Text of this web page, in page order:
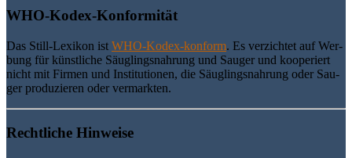
WHO-Kodex-Kon­for­mi­tät
Das Still-Lexi­kon ist WHO-Kodex-kon­form. Es ver­zich­tet auf Wer­
bung für künst­li­che Säug­lings­nah­rung und Sau­ger und koope­riert
nicht mit Fir­men und Insti­tu­tio­nen, die Säug­lings­nah­rung oder Sau­
ger pro­du­zie­ren oder vermarkten.
Recht­li­che Hinweise